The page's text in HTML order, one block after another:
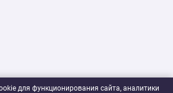
для функционирования сайта, аналитики